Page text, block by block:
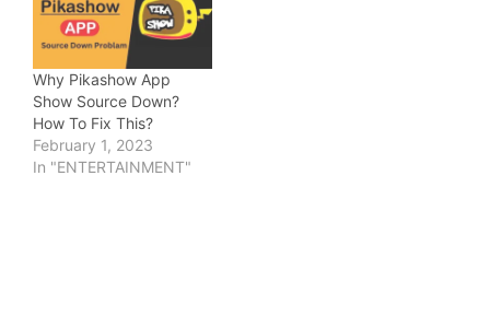
Why Pikashow App
Show Source Down?
How To Fix This?
February 1, 2023
In "ENTERTAINMENT"